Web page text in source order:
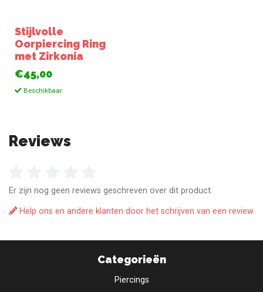
Stijlvolle
Oorpiercing Ring
met Zirkonia
€45,00
Beschikbaar
Reviews
Er zijn nog geen reviews geschreven over dit product.
Help ons en andere klanten door het schrijven van een review
Categorieën
Piercings